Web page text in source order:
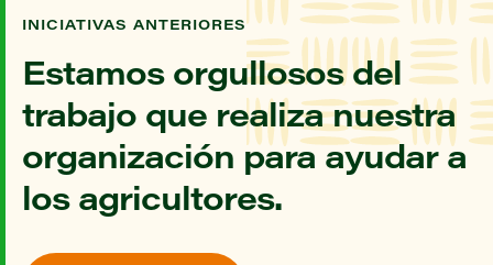
INICIATIVAS ANTERIORES
Estamos orgullosos del
trabajo que realiza nuestra
organización para ayudar a
los agricultores.